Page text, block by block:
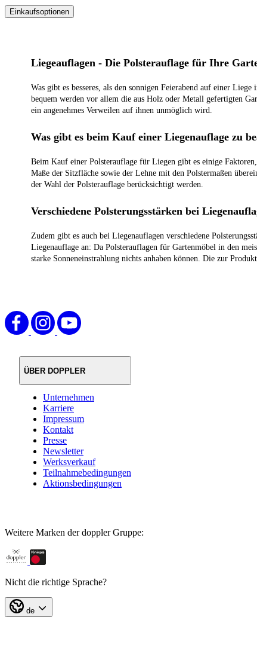
Einkaufsoptionen
Liegeauflagen - Die Polsterauflage für Ihre
Was gibt es besseres, als den sonnigen Feierabend auf einer
bequem werden vor allem die aus Holz oder Metall gefertigten
ein angenehmes Verweilen auf ihnen unmöglich wird.
Was gibt es beim Kauf einer Liegenauflage zu
Beim Kauf einer Polsterauflage für Liegen gibt es einige
Maße der Sitzfläche sowie der Lehne mit den Polstermaßen
der Wahl der Polsterauflage berücksichtigt werden.
Verschiedene Polsterungsstärken bei
Zudem gibt es auch bei Liegenauflagen verschiedene
Liegenauflage an: Da Polsterauflagen für Gartenmöbel in den
starke Sonneneinstrahlung nichts anhaben können. Die zur
ÜBER DOPPLER
Unternehmen
Karriere
Impressum
Kontakt
Presse
Newsletter
Werksverkauf
Teilnahmebedingungen
Aktionsbedingungen
Weitere Marken der doppler Gruppe:
Nicht die richtige Sprache?
de